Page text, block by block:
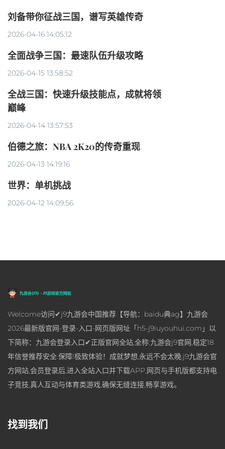
刘备带你征战三国，谱写英雄传奇
2026-04-16 14:05:12
全面战争三国：最速队伍升级攻略
2026-04-15 13:58:52
全战三国：快速升级技能点，成就将领
巅峰
2026-04-14 13:57:53
伯德之旅：NBA 2K20的传奇重现
2026-04-13 14:19:16
世界：单机挑战
2026-04-12 14:09:56
Welcome访问✔j9九游会中国推荐【导航：baidu典ag】九游会
2026最新版官网-登录-入口-网页版网址「h5-j9iuyouhui.com」以
下简称：九游会登录入口✔正版官网全站,全称:九游会j9官网,稳定18
年信誉推荐安全.保障!极致体验！成就梦想,永远不会太晚.j9九游会官
方网站,会员登录后,进入全站入口并下载APP,网页与手机版都支持电
子竞技,真人互动与体育类游戏,确保无缝连接,畅享游戏。
找到我们